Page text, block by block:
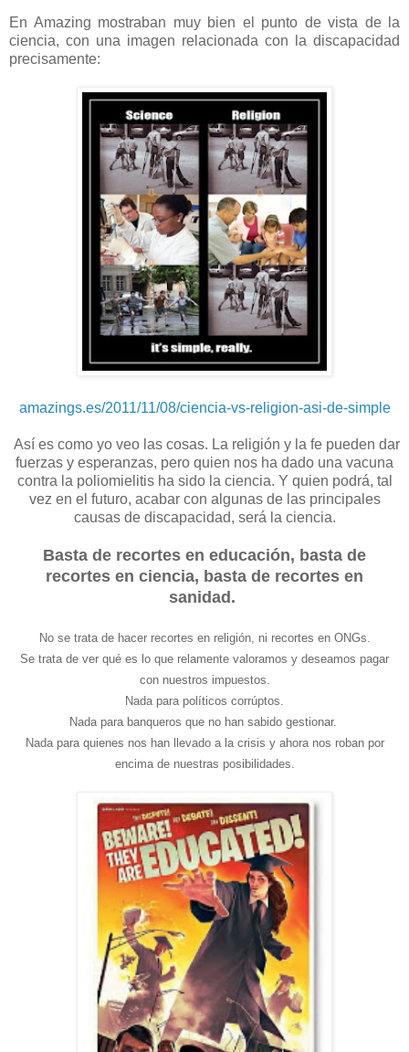
En Amazing mostraban muy bien el punto de vista de la
ciencia, con una imagen relacionada con la discapacidad
precisamente:
amazings.es/2011/11/08/ciencia-vs-religion-asi-de-simple
Así es como yo veo las cosas. La religión y la fe pueden dar
fuerzas y esperanzas, pero quien nos ha dado una vacuna
contra la poliomielitis ha sido la ciencia. Y quien podrá, tal
vez en el futuro, acabar con algunas de las principales
causas de discapacidad, será la ciencia.
Basta de recortes en educación, basta de
recortes en ciencia, basta de recortes en
sanidad.
No se trata de hacer recortes en religión, ni recortes en ONGs.
Se trata de ver qué es lo que relamente valoramos y deseamos pagar
con nuestros impuestos.
Nada para políticos corrúptos.
Nada para banqueros que no han sabido gestionar.
Nada para quienes nos han llevado a la crisis y ahora nos roban por
encima de nuestras posibilidades.